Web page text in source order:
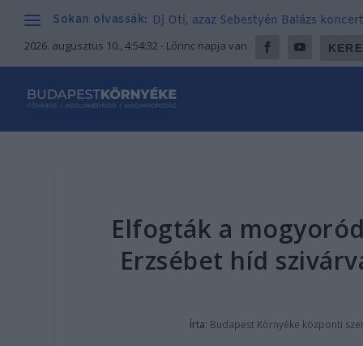
Sokan olvassák: Dj Oti, azaz Sebestyén Balázs
2026. augusztus 10., 4:54:34 - Lőrinc napja van
Elfogták a
Erzsébet híd
Írta: Budapest Környéke központi